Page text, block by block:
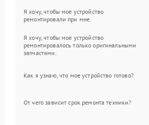
Я хочу, чтобы мое устройство
ремонтировали при мне.
Я хочу, чтобы мое устройство
ремонтировалось только оригинальными
запчастями.
Как я узнаю, что мое устройство готово?
От чего зависит срок ремонта техники?